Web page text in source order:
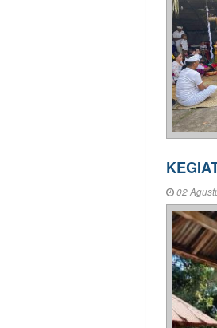
02